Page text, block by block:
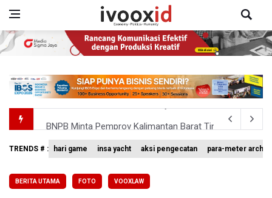
BNPB Minta Pemprov Kalimantan Barat Tinjau Kembali
Kemensos Targetkan 150 Ribu Siswa Masuk Program
Tim 9 Kejagung Periksa Febrie Adransayah sebagai
TRENDS # : hari game insa yacht aksi pengecatan para-meter
BERITA UTAMA FOTO VOOXLAW